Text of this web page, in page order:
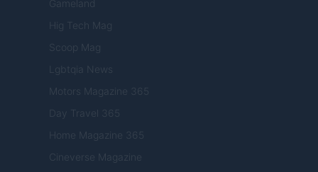
Gameland
Hig Tech Mag
Scoop Mag
Lgbtqia News
Motors Magazine 365
Day Travel 365
Home Magazine 365
Cineverse Magazine